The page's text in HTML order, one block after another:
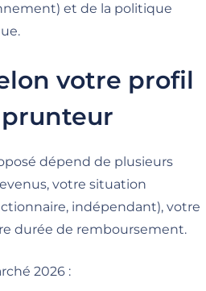
et de la politique
votre profil
dépend de plusieurs
votre situation
indépendant), votre
durée de remboursement.
2026 :